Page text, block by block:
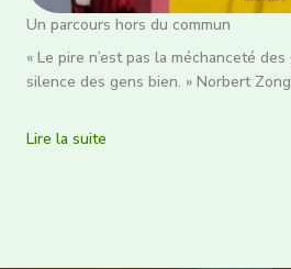
Un parcours hors du commun
« Le pire n’est pas la méchanceté
silence des gens bien. » Norbert
Lire la suite